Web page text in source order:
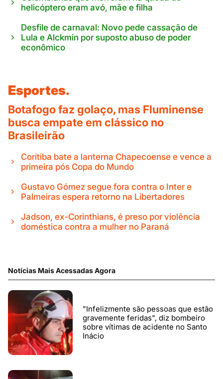
helicóptero eram avó, mãe e filha
Desfile de carnaval: Novo pede cassação de
Lula e Alckmin por suposto abuso de poder
econômico
Esportes.
Botafogo faz golaço, mas Fluminense
busca empate em clássico no
Brasileirão
Coritiba bate a lanterna Chapecoense e vence a
primeira pós Copa do Mundo
Gustavo Gómez segue fora contra o Inter e
Palmeiras espera retorno na Libertadores
Jadson, ex-Corinthians, é preso por violência
doméstica contra a mulher no Paraná
Notícias Mais Acessadas Agora
"Infelizmente são pessoas que estão
gravemente feridas", diz bombeiro
sobre vítimas de acidente no Santo
Inácio